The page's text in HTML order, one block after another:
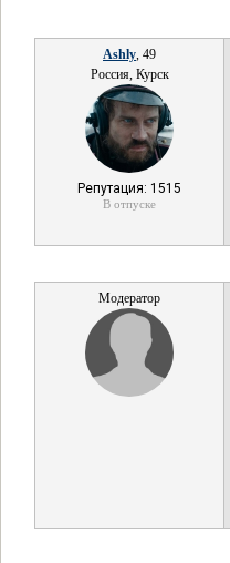
Ashly, 49
Россия, Курск
Репутация: 1515
В отпуске
Модератор